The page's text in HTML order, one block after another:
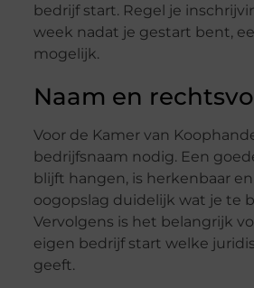
bedrijf start. Regel je
week nadat je gestart bent,
mogelijk.
Naam en
Voor de Kamer van
bedrijfsnaam nodig. Een
blijft hangen, is herkenbaar
oogopslag duidelijk wat je te
Vervolgens is het belangrijk
eigen bedrijf start welke
geeft.